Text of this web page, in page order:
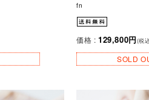
fn
価格 : 129,800円(税
SOLD